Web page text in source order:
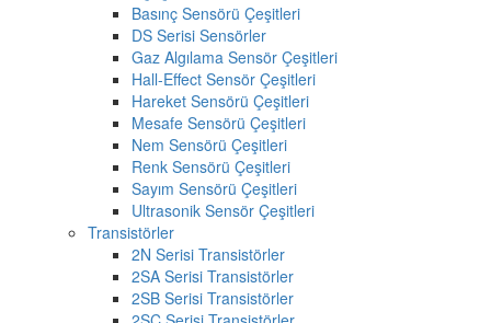
Basınç Sensörü Çeşitleri
DS Serisi Sensörler
Gaz Algılama Sensör Çeşitleri
Hall-Effect Sensör Çeşitleri
Hareket Sensörü Çeşitleri
Mesafe Sensörü Çeşitleri
Nem Sensörü Çeşitleri
Renk Sensörü Çeşitleri
Sayım Sensörü Çeşitleri
Ultrasonik Sensör Çeşitleri
Transistörler
2N Serisi Transistörler
2SA Serisi Transistörler
2SB Serisi Transistörler